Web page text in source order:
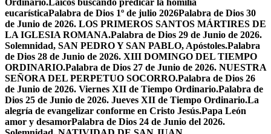
Ordinario.Laicos buscando predicar la homilía
eucarísticaPalabra de Dios 1º de julio 2026Palabra de Dios 30
de Junio de 2026. LOS PRIMEROS SANTOS MÁRTIRES DE
LA IGLESIA ROMANA.Palabra de Dios 29 de Junio de 2026.
Solemnidad, SAN PEDRO Y SAN PABLO, Apóstoles.Palabra
de Dios 28 de Junio de 2026. XIII DOMINGO DEL TIEMPO
ORDINARIO.Palabra de Dios 27 de Junio de 2026. NUESTRA
SEÑORA DEL PERPETUO SOCORRO.Palabra de Dios 26
de Junio de 2026. Viernes XII de Tiempo Ordinario.Palabra de
Dios 25 de Junio de 2026. Jueves XII de Tiempo Ordinario.La
alegría de evangelizar conforme en Cristo Jesús.Papa León
amor y desamorPalabra de Dios 24 de Junio del 2026.